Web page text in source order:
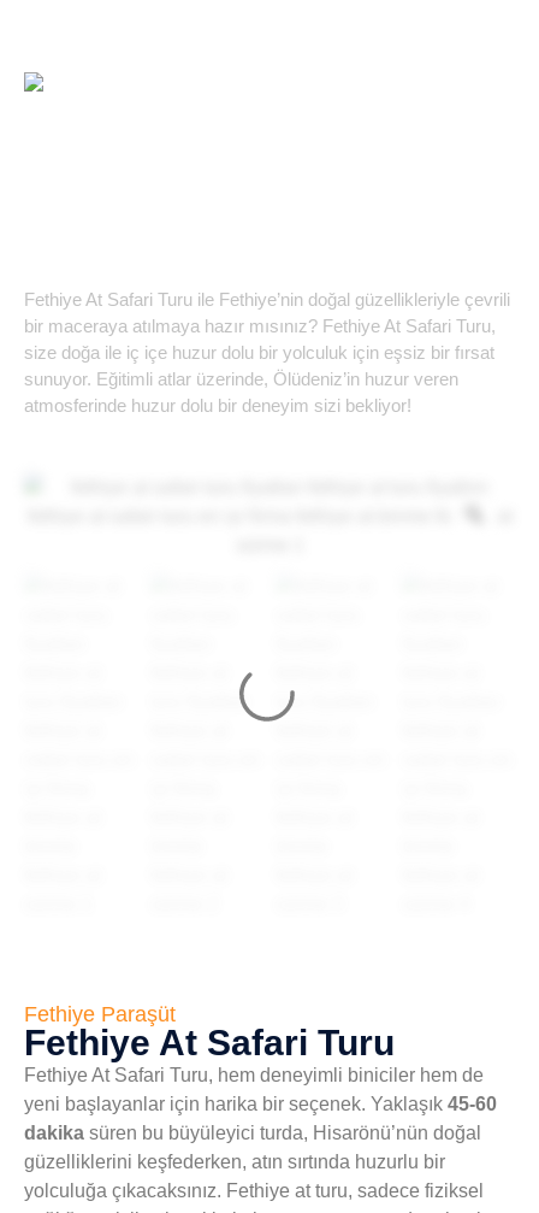
Fethiye At Safari Turu ile Fethiye’nin doğal güzellikleriyle çevrili
bir maceraya atılmaya hazır mısınız? Fethiye At Safari Turu,
size doğa ile iç içe huzur dolu bir yolculuk için eşsiz bir fırsat
sunuyor. Eğitimli atlar üzerinde, Ölüdeniz’in huzur veren
atmosferinde huzur dolu bir deneyim sizi bekliyor!
Fethiye Paraşüt
Fethiye At Safari Turu
Fethiye At Safari Turu, hem deneyimli biniciler hem de
yeni başlayanlar için harika bir seçenek. Yaklaşık 45-60
dakika süren bu büyüleyici turda, Hisarönü’nün doğal
güzelliklerini keşfederken, atın sırtında huzurlu bir
yolculuğa çıkacaksınız. Fethiye at turu, sadece fiziksel